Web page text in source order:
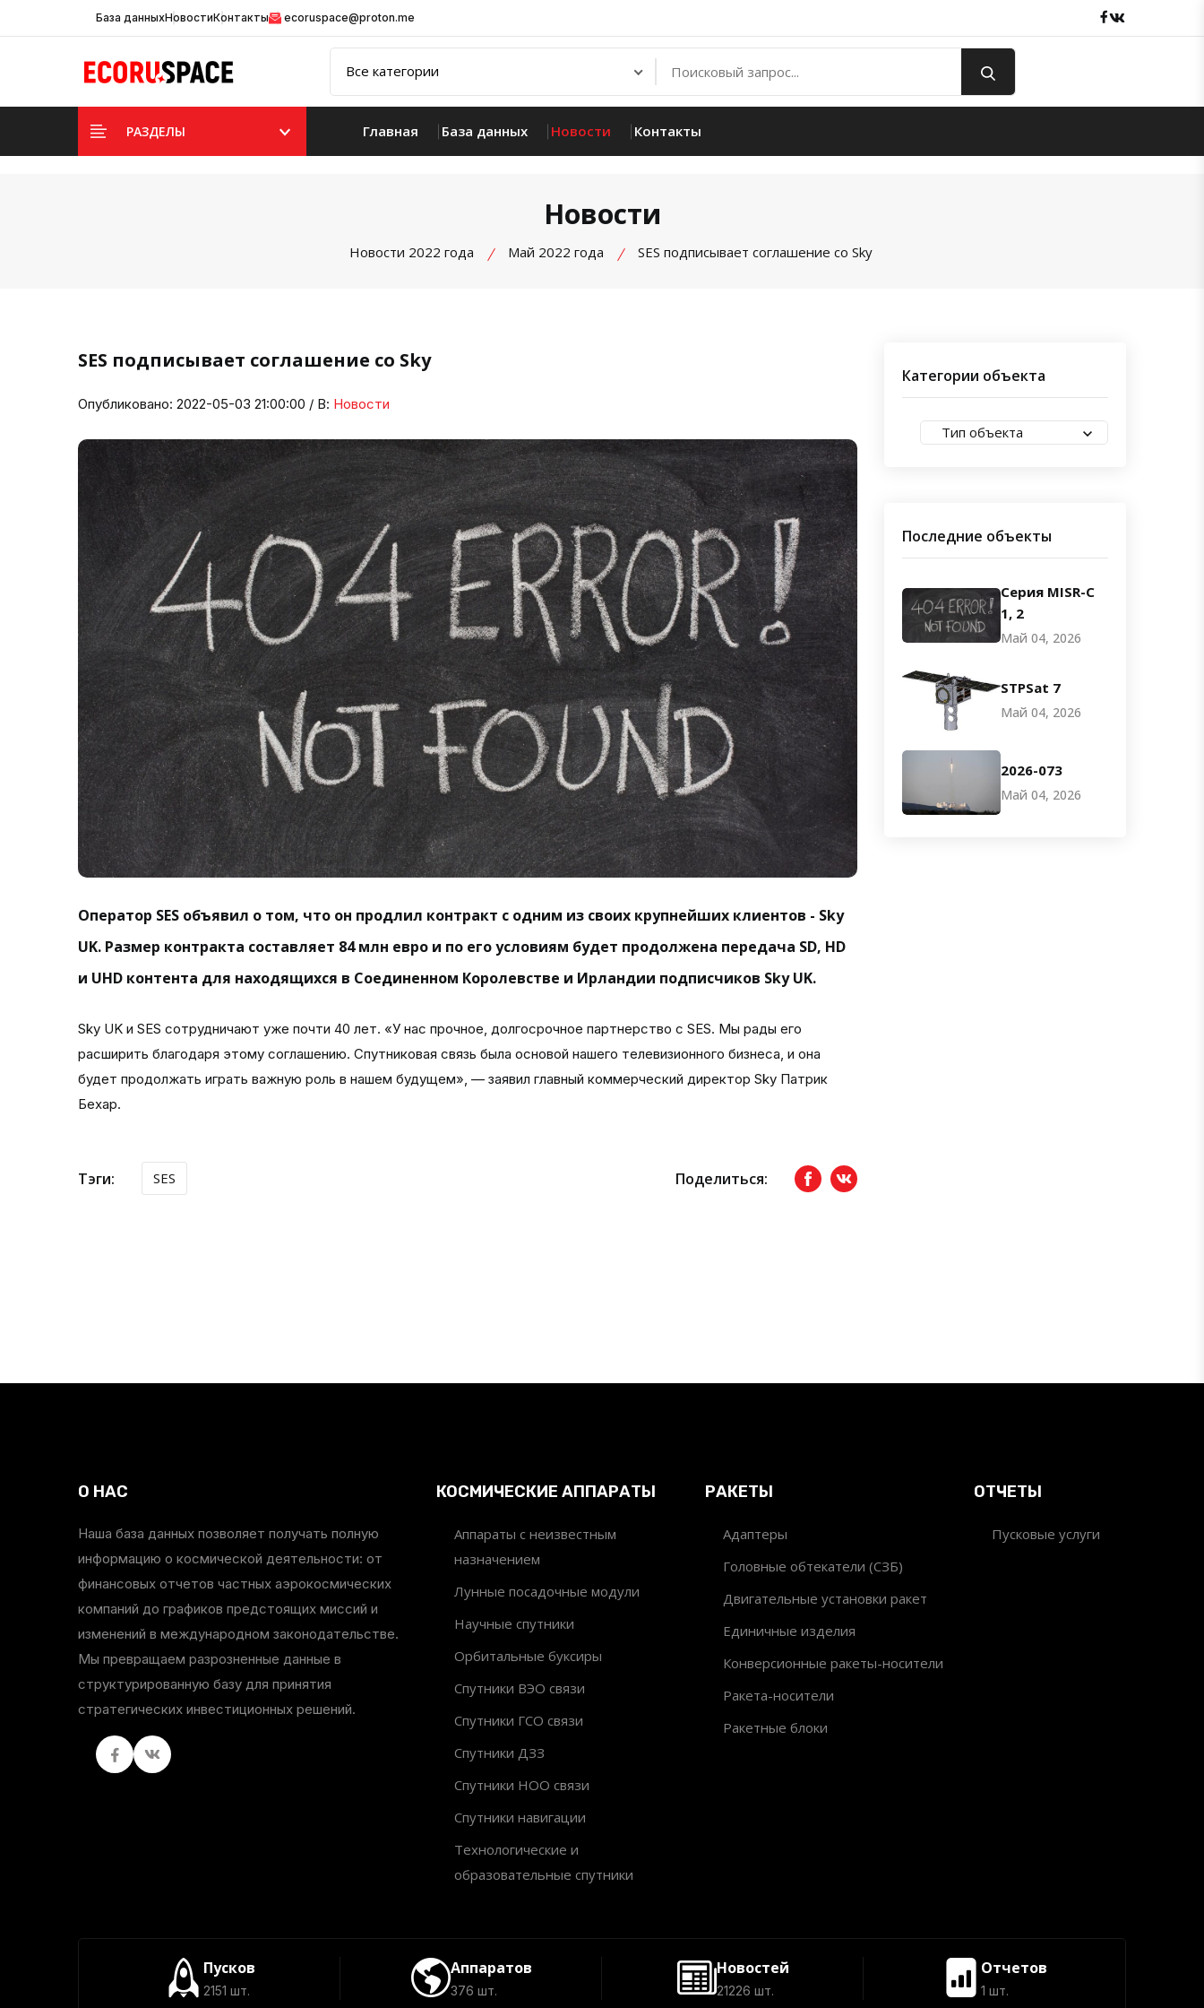
База данныхНовостиКонтакты ecoruspace@proton.me Facebook
РАЗДЕЛЫ Главная База данных Новости Контакты
Новости
Новости 2022 года Май 2022 года SES подписывает соглашение со Sky
SES подписывает соглашение со Sky
Опубликовано: 2022-05-03 21:00:00 / В: Новости
Оператор SES объявил о том, что он продлил контракт с одним из своих крупнейших клиентов - Sky
UK. Размер контракта составляет 84 млн евро и по его условиям будет продолжена передача SD, HD
и UHD контента для находящихся в Соединенном Королевстве и Ирландии подписчиков Sky UK.
Sky UK и SES сотрудничают уже почти 40 лет. «У нас прочное, долгосрочное партнерство с SES. Мы рады его
расширить благодаря этому соглашению. Спутниковая связь была основой нашего телевизионного бизнеса, и она
будет продолжать играть важную роль в нашем будущем», — заявил главный коммерческий директор Sky Патрик
Бехар.
Тэги: SES Поделиться: FacebookвКонтакте
Категории объекта
Тип объекта
Последние объекты
Серия MISR-C
1, 2
Май 04, 2026
STPSat 7
Май 04, 2026
2026-073
Май 04, 2026
О НАС
Наша база данных позволяет получать полную
информацию о космической деятельности: от
финансовых отчетов частных аэрокосмических
компаний до графиков предстоящих миссий и
изменений в международном законодательстве.
Мы превращаем разрозненные данные в
структурированную базу для принятия
стратегических инвестиционных решений.
FacebookвКонтакте
КОСМИЧЕСКИЕ АППАРАТЫ
Аппараты с неизвестным
назначением
Лунные посадочные модули
Научные спутники
Орбитальные буксиры
Спутники ВЭО связи
Спутники ГСО связи
Спутники ДЗЗ
Спутники НОО связи
Спутники навигации
Технологические и
образовательные спутники
РАКЕТЫ
Адаптеры
Головные обтекатели (СЗБ)
Двигательные установки ракет
Единичные изделия
Конверсионные ракеты-носители
Ракета-носители
Ракетные блоки
ОТЧЕТЫ
Пусковые услуги
Пусков
2151 шт.
Аппаратов
376 шт.
Новостей
21226 шт.
Отчетов
1 шт.